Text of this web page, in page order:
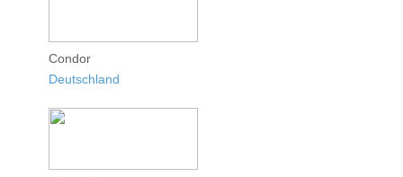
Condor
Deutschland